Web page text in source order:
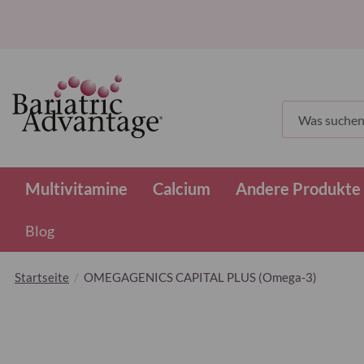
Suchen
Multivitamine Calcium Andere Produkte
Blog
Startseite OMEGAGENICS CAPITAL PLUS (Omega-3)